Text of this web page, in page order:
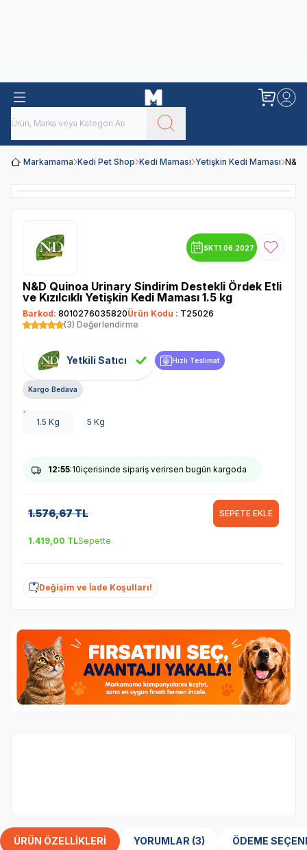
Markamama Kedi Pet Shop Kedi Maması Yetişkin Kedi Maması N&D
SKT1.06.2027 Favoriye
N&D Quinoa Urinary Sindirim Destekli Ördek Etli
ve Kızılcıklı Yetişkin Kedi Maması 1.5 kg
Barkod: 8010276035820Ürün Kodu : T25026
(3) Değerlendirme
Yetkili Satıcı Hızlı Teslimat
Kargo Bedava
1.5 Kg 5 Kg
12:55:09içerisinde sipariş verirsen bugün kargoda
1.576,67TL SEPETE EKLE
1.419,00 TLSepette
Değişim ve İade Koşulları!
ÜRÜN ÖZELLIKLERI YORUMLAR (3) ÖDEME